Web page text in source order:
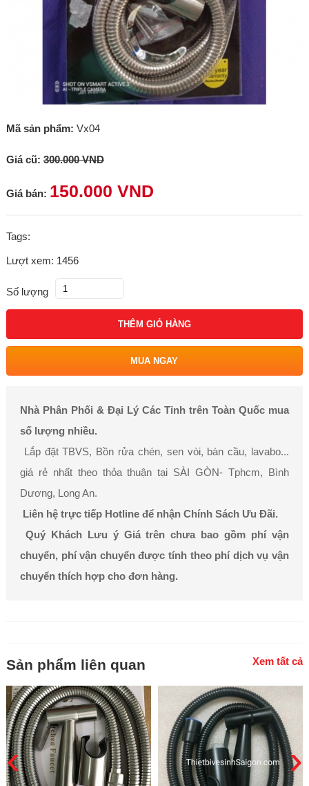
Mã sản phẩm: Vx04
Giá cũ: 300.000 VND
Giá bán: 150.000 VND
Tags:
Lượt xem: 1456
Số lượng
THÊM GIỎ HÀNG
MUA NGAY
Nhà Phân Phối & Đại Lý Các Tỉnh trên Toàn Quốc mua
số lượng nhiều.
Lắp đặt TBVS, Bồn rửa chén, sen vòi, bàn cầu, lavabo...
giá rẻ nhất theo thỏa thuận tại SÀI GÒN- Tphcm, Bình
Dương, Long An.
Liên hệ trực tiếp Hotline để nhận Chính Sách Ưu Đãi.
Quý Khách Lưu ý Giá trên chưa bao gồm phí vận
chuyển, phí vận chuyển được tính theo phí dịch vụ vận
chuyển thích hợp cho đơn hàng.
Sản phẩm liên quan Xem tất cả
‹ ›